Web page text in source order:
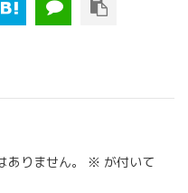
りません。 ※ が付いて